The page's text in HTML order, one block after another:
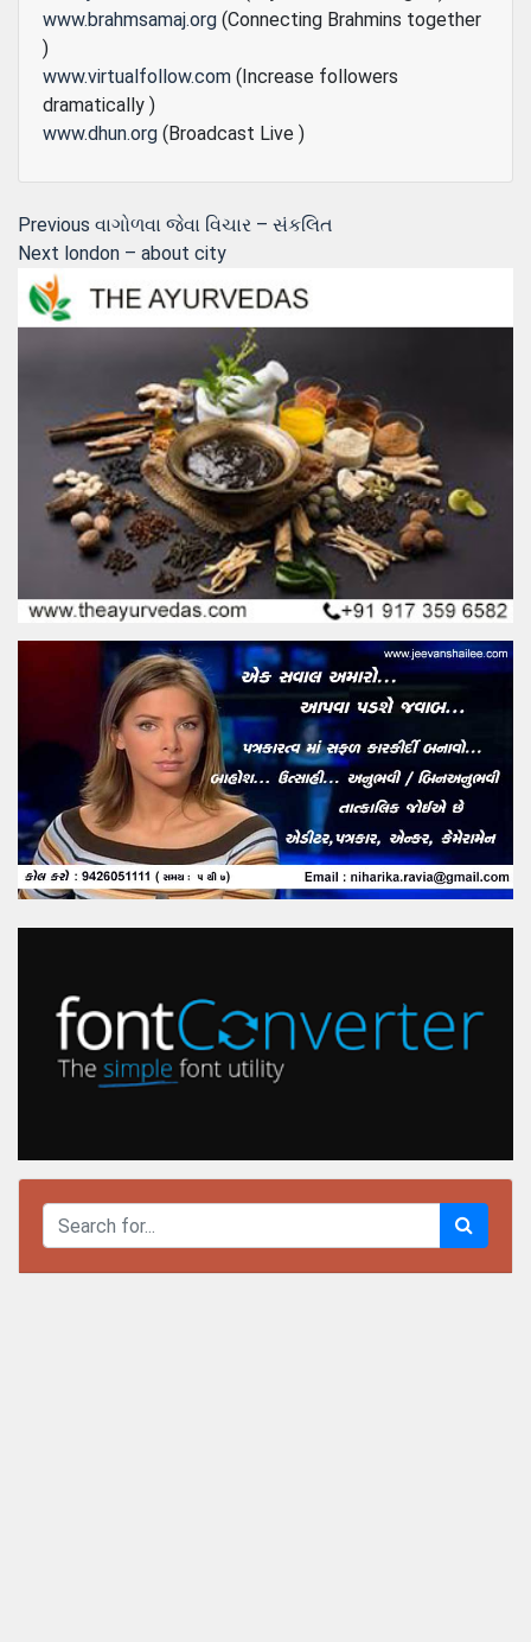
www.brahmsamaj.org (Connecting Brahmins together
)
www.virtualfollow.com (Increase followers
dramatically )
www.dhun.org (Broadcast Live )
Post
navigation
Previous Previous
post:
વાગોળવા જેવા વિચાર – સંકલિત
Next Next
london – about city